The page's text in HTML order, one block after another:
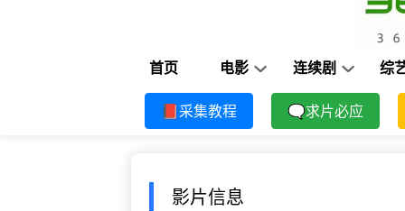
首页 电影 连续剧 综
📕采集教程 🗨求片必应
影片信息